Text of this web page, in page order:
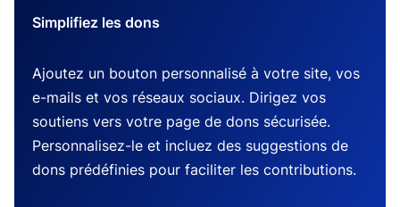
Simplifiez les dons
Ajoutez un bouton personnalisé à votre site, vos
e-mails et vos réseaux sociaux. Dirigez vos
soutiens vers votre page de dons sécurisée.
Personnalisez-le et incluez des suggestions de
dons prédéfinies pour faciliter les contributions.